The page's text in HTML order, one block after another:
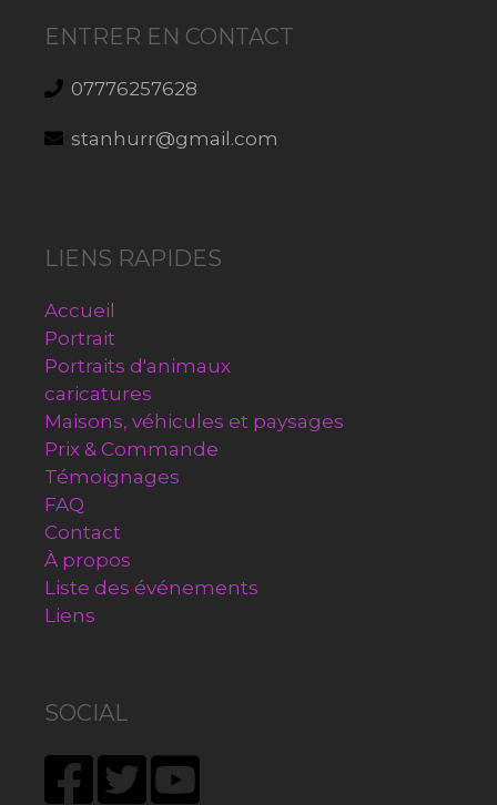
ENTRER EN CONTACT
07776257628
stanhurr@gmail.com
LIENS RAPIDES
Accueil
Portrait
Portraits d'animaux
caricatures
Maisons, véhicules et paysages
Prix & Commande
Témoignages
FAQ
Contact
À propos
Liste des événements
Liens
SOCIAL